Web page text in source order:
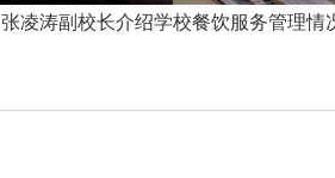
张凌涛副校长介绍学校餐饮服务管理情